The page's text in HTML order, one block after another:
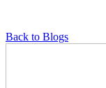
Back to Blogs